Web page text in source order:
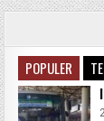
POPULER